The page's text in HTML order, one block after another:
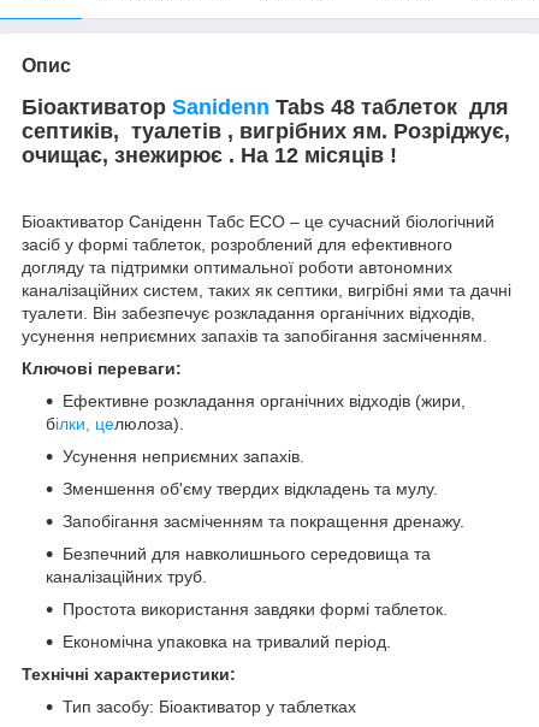
Опис
Біоактиватор Sanidenn Tabs 48 таблеток для
септиків, туалетів , вигрібних ям. Розріджує,
очищає, знежирює . На 12 місяців !
Біоактиватор Саніденн Табс ECO – це сучасний біологічний
засіб у формі таблеток, розроблений для ефективного
догляду та підтримки оптимальної роботи автономних
каналізаційних систем, таких як септики, вигрібні ями та дачні
туалети. Він забезпечує розкладання органічних відходів,
усунення неприємних запахів та запобігання засміченням.
Ключові переваги:
Ефективне розкладання органічних відходів (жири,
білки, целюлоза).
Усунення неприємних запахів.
Зменшення об'єму твердих відкладень та мулу.
Запобігання засміченням та покращення дренажу.
Безпечний для навколишнього середовища та
каналізаційних труб.
Простота використання завдяки формі таблеток.
Економічна упаковка на тривалий період.
Технічні характеристики:
Тип засобу: Біоактиватор у таблетках